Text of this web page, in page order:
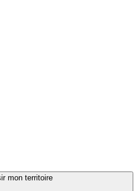
mon territoire